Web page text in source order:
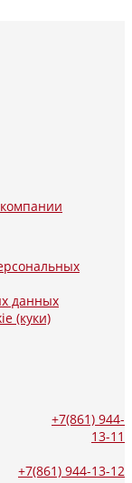
данных
(куки)
+7(861) 944-
13-11
+7(861) 944-13-12